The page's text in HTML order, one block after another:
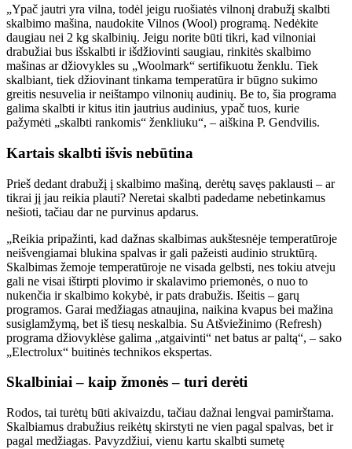
„Ypač jautri yra vilna, todėl jeigu ruošiatės vilnonį drabužį skalbti
skalbimo mašina, naudokite Vilnos (Wool) programą. Nedėkite
daugiau nei 2 kg skalbinių. Jeigu norite būti tikri, kad vilnoniai
drabužiai bus išskalbti ir išdžiovinti saugiau, rinkitės skalbimo
mašinas ar džiovykles su „Woolmark“ sertifikuotu ženklu. Tiek
skalbiant, tiek džiovinant tinkama temperatūra ir būgno sukimo
greitis nesuvelia ir neištampo vilnonių audinių. Be to, šia programa
galima skalbti ir kitus itin jautrius audinius, ypač tuos, kurie
pažymėti „skalbti rankomis“ ženkliuku“, – aiškina P. Gendvilis.
Kartais skalbti išvis nebūtina
Prieš dedant drabužį į skalbimo mašiną, derėtų savęs paklausti – ar
tikrai jį jau reikia plauti? Neretai skalbti padedame nebetinkamus
nešioti, tačiau dar ne purvinus apdarus.
„Reikia pripažinti, kad dažnas skalbimas aukštesnėje temperatūroje
neišvengiamai blukina spalvas ir gali pažeisti audinio struktūrą.
Skalbimas žemoje temperatūroje ne visada gelbsti, nes tokiu atveju
gali ne visai ištirpti plovimo ir skalavimo priemonės, o nuo to
nukenčia ir skalbimo kokybė, ir pats drabužis. Išeitis – garų
programos. Garai medžiagas atnaujina, naikina kvapus bei mažina
susiglamžymą, bet iš tiesų neskalbia. Su Atšviežinimo (Refresh)
programa džiovyklėse galima „atgaivinti“ net batus ar paltą“, – sako
„Electrolux“ buitinės technikos ekspertas.
Skalbiniai – kaip žmonės – turi derėti
Rodos, tai turėtų būti akivaizdu, tačiau dažnai lengvai pamirštama.
Skalbiamus drabužius reikėtų skirstyti ne vien pagal spalvas, bet ir
pagal medžiagas. Pavyzdžiui, vienu kartu skalbti sumetę